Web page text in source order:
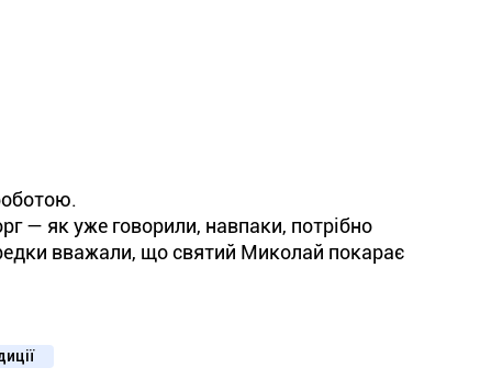
— як уже говорили, навпаки, потрібно
вважали, що святий Миколай покарає